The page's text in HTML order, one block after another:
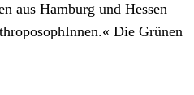
aus Hamburg und Hessen
Die Grünen